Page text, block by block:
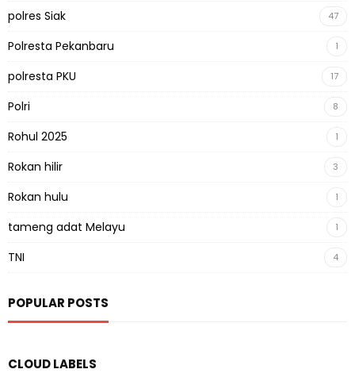
polres Siak 47
Polresta Pekanbaru 1
polresta PKU 17
Polri 8
Rohul 2025 1
Rokan hilir 3
Rokan hulu 1
tameng adat Melayu 1
TNI 4
POPULAR POSTS
CLOUD LABELS